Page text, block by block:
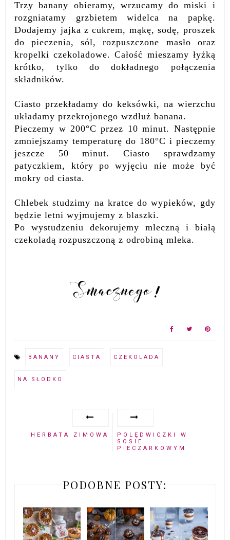
Trzy banany obieramy, wrzucamy do miski i
rozgniatamy grzbietem widelca na papkę.
Dodajemy jajka z cukrem, mąkę, sodę, proszek
do pieczenia, sól, rozpuszczone masło oraz
kropelki czekoladowe. Całość mieszamy łyżką
krótko, tylko do dokładnego połączenia
składników.
Ciasto przekładamy do keksówki, na wierzchu
układamy przekrojonego wzdłuż banana.
Pieczemy w 200°C przez 10 minut. Następnie
zmniejszamy temperaturę do 180°C i pieczemy
jeszcze 50 minut. Ciasto sprawdzamy
patyczkiem, który po wyjęciu nie może być
mokry od ciasta.
Chlebek studzimy na kratce do wypieków, gdy
będzie letni wyjmujemy z blaszki.
Po wystudzeniu dekorujemy mleczną i białą
czekoladą rozpuszczoną z odrobiną mleka.
BANANY CIASTA CZEKOLADA
NA SŁODKO
HERBATA ZIMOWA
POLĘDWICZKI W
SOSIE
PIECZARKOWYM
PODOBNE POSTY: